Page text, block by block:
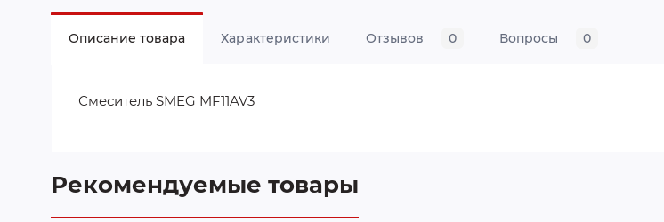
Описание товара Характеристики Отзывов 0 Вопросы 0
Смеситель SMEG MF11AV3
Рекомендуемые товары